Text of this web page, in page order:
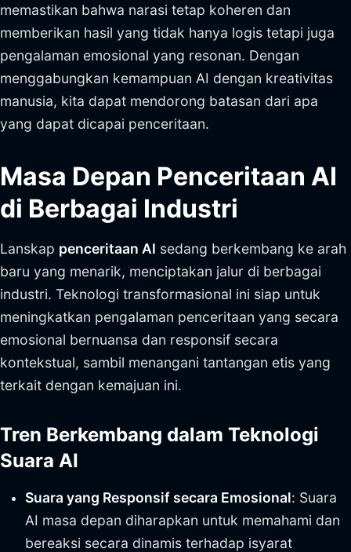
memastikan bahwa narasi tetap koheren dan
memberikan hasil yang tidak hanya logis tetapi juga
pengalaman emosional yang resonan. Dengan
menggabungkan kemampuan AI dengan kreativitas
manusia, kita dapat mendorong batasan dari apa
yang dapat dicapai penceritaan.
Masa Depan Penceritaan AI
di Berbagai Industri
Lanskap penceritaan AI sedang berkembang ke arah
baru yang menarik, menciptakan jalur di berbagai
industri. Teknologi transformasional ini siap untuk
meningkatkan pengalaman penceritaan yang secara
emosional bernuansa dan responsif secara
kontekstual, sambil menangani tantangan etis yang
terkait dengan kemajuan ini.
Tren Berkembang dalam Teknologi
Suara AI
Suara yang Responsif secara Emosional: Suara
AI masa depan diharapkan untuk memahami dan
bereaksi secara dinamis terhadap isyarat